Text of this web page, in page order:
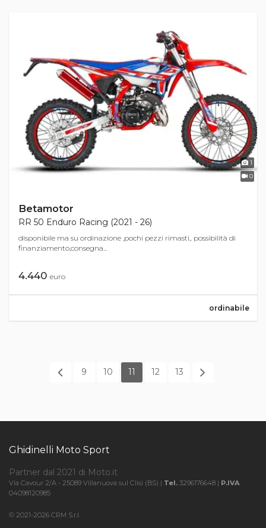
1
0
Betamotor
RR 50 Enduro Racing (2021 - 26)
disponibile ma su ordinazione ,pochi pezzi rimasti,. possibilità di
finanziamento,consegna...
4.440 euro
ordinabile
9 10 11 12 13
Ghidinelli Moto Sport
Partner dal 2021 di Moto.it
Via Cavour 2/A - 25089 Villanuova sul Clisi (BS) | Tel. 3296176648 | P.IVA
04098120985
© 2021-2026 CRM S.r.l.